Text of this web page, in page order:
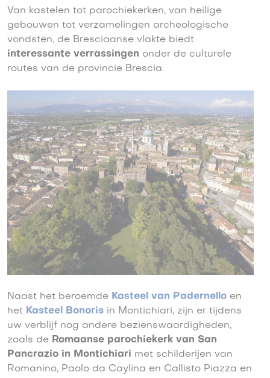
Van kastelen tot parochiekerken, van heilige
gebouwen tot verzamelingen archeologische
vondsten, de Bresciaanse vlakte biedt
interessante verrassingen onder de culturele
routes van de provincie Brescia.
Naast het beroemde Kasteel van Padernello en
het Kasteel Bonoris in Montichiari, zijn er tijdens
uw verblijf nog andere bezienswaardigheden,
zoals de Romaanse parochiekerk van San
Pancrazio in Montichiari met schilderijen van
Romanino, Paolo da Caylina en Callisto Piazza en